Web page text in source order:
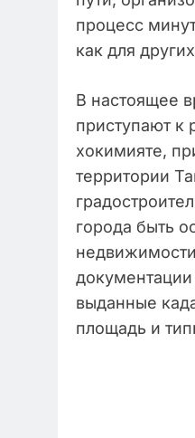
процесс
как для
В настоящее
приступают к
хокимияте,
территории
города быть
выданные
площадь и